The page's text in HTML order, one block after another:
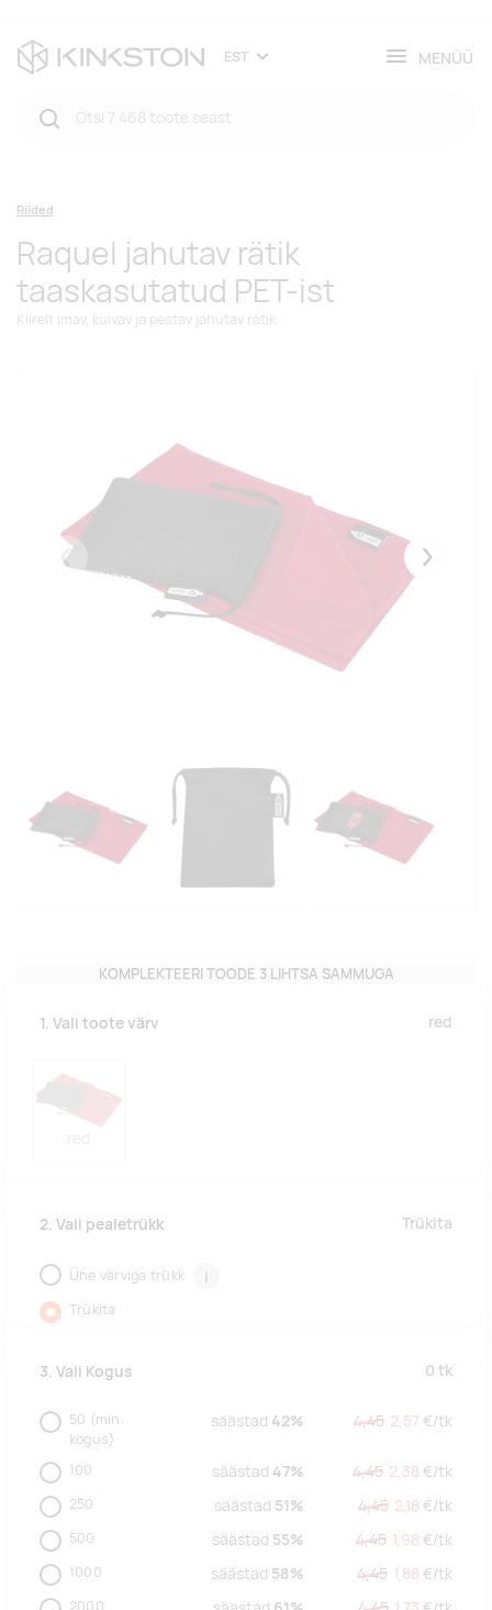
EST MENÜÜ
Riided
Raquel jahutav rätik
taaskasutatud PET-ist
Kiirelt imav, kuivav ja pestav jahutav rätik.
Eelmised
KOMPLEKTEERI TOODE 3 LIHTSA SAMMUGA
1. Vali toote värv red
2. Vali pealetrükk Trükita
Ühe värviga trükk i
Trükita
3. Vali Kogus 0 tk
50 (min.
kogus)
säästad 42% 4,45 2,57 €/tk
100 säästad 47% 4,45 2,38 €/tk
250 säästad 51% 4,45 2,18 €/tk
500 säästad 55% 4,45 1,98 €/tk
1000 säästad 58% 4,45 1,88 €/tk